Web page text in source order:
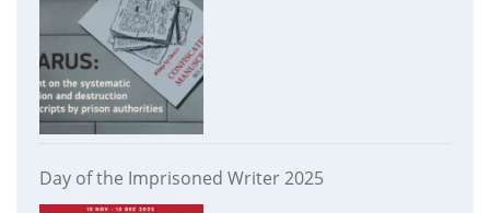
Day of the Imprisoned Writer 2025